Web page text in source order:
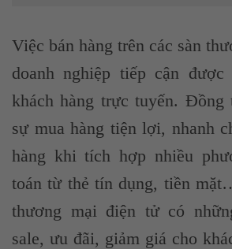
Việc bán hàng trên các sàn
doanh nghiệp tiếp cận
khách hàng trực tuyến. Đồng
sự mua hàng tiện lợi, nhanh
hàng khi tích hợp nhiều
toán từ thẻ tín dụng, tiền
thương mại điện tử có
sale, ưu đãi, giảm giá cho